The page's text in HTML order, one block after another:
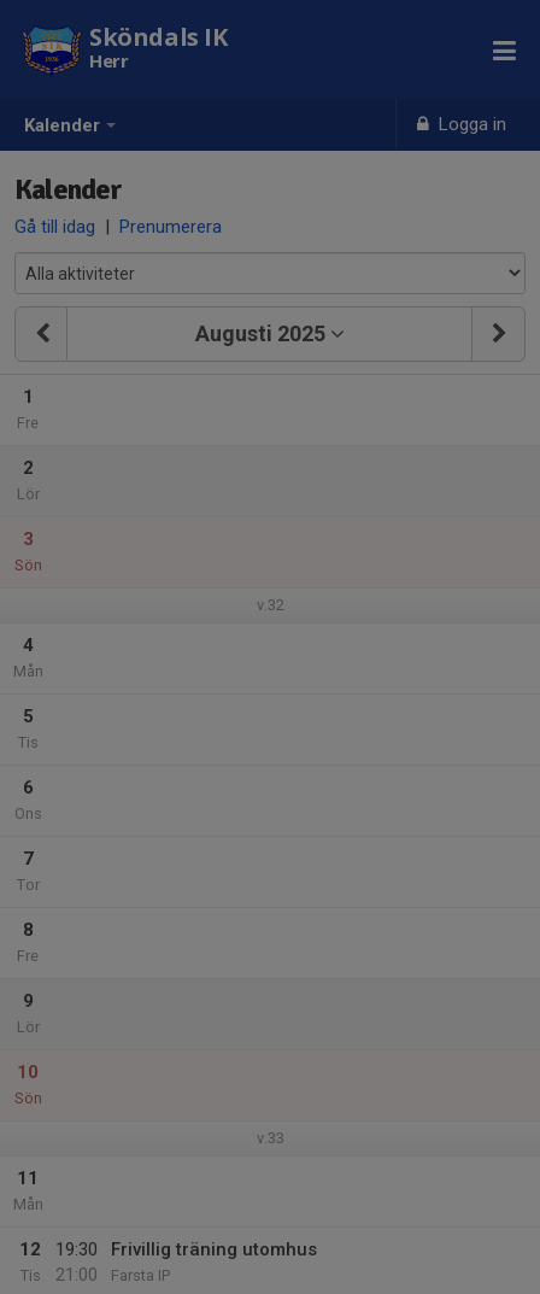
Kalender Logga in
Sköndals IK
Herr
Kalender
Gå till idag | Prenumerera
Augusti 2025
1
Fre
2
Lör
3
Sön
v.32
4
Mån
5
Tis
6
Ons
7
Tor
8
Fre
9
Lör
10
Sön
v.33
11
Mån
12
Tis
19:30
21:00
Frivillig träning utomhus
Farsta IP